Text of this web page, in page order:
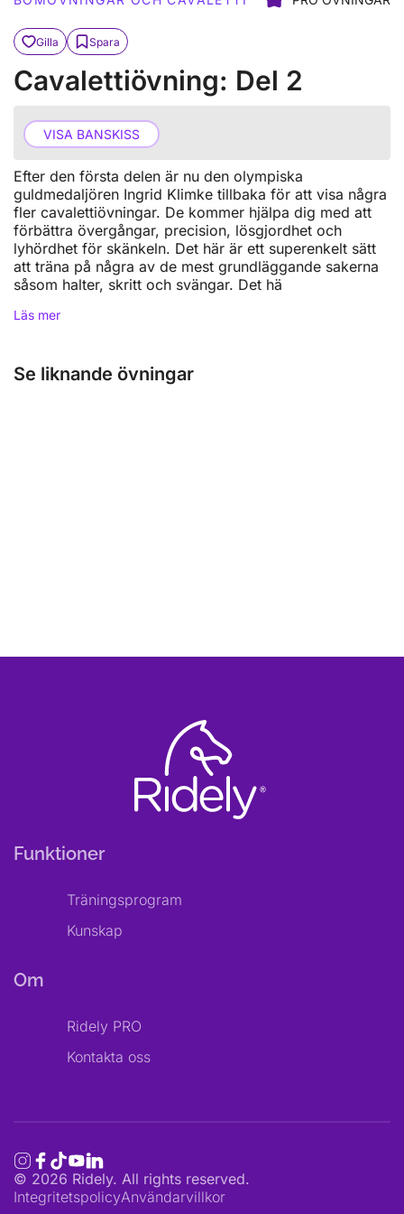
Gilla Spara
Cavalettiövning: Del 2
Efter den första delen är nu den olympiska
guldmedaljören Ingrid Klimke tillbaka för att visa några
fler cavalettiövningar. De kommer hjälpa dig med att
förbättra övergångar, precision, lösgjordhet och
lyhördhet för skänkeln. Det här är ett superenkelt sätt
att träna på några av de mest grundläggande sakerna
såsom halter, skritt och svängar. Det hä
Läs mer
VISA BANSKISS
Se liknande övningar
Funktioner
Träningsprogram
Kunskap
Om
Ridely PRO
Kontakta oss
© 2026 Ridely. All rights reserved.
IntegritetspolicyAnvändarvillkor